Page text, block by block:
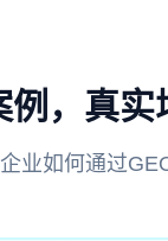
例，真实
业如何通过